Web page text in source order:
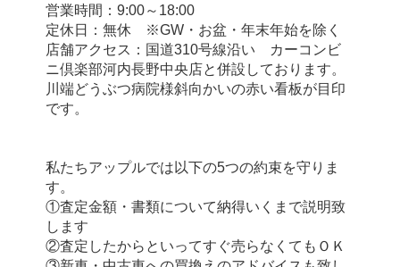
営業時間：9:00～18:00
定休日：無休　※GW・お盆・年末年始を除く
店舗アクセス：国道310号線沿い　カーコンビ
ニ倶楽部河内長野中央店と併設しております。
川端どうぶつ病院様斜向かいの赤い看板が目印
です。
私たちアップルでは以下の5つの約束を守りま
す。
①査定金額・書類について納得いくまで説明致
します
②査定したからといってすぐ売らなくてもＯＫ